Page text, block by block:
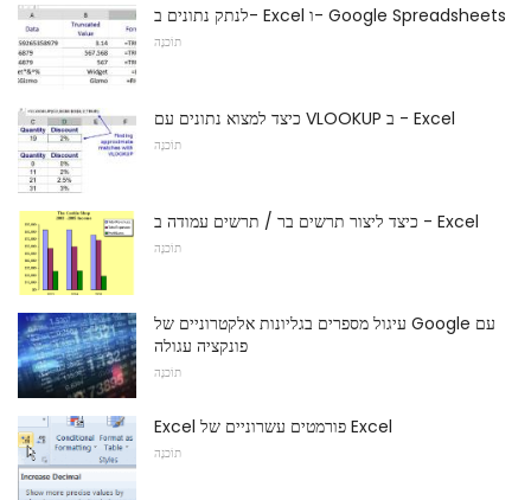
לנתק נתונים ב- Excel ו- Google Spreadsheets
תוֹכנָה
כיצד למצוא נתונים עם VLOOKUP ב - Excel
תוֹכנָה
כיצד ליצור תרשים בר / תרשים עמודה ב - Excel
תוֹכנָה
עיגול מספרים בגליונות אלקטרוניים של Google עם
פונקציה עגולה
תוֹכנָה
Excel פורמטים עשרוניים של Excel
תוֹכנָה